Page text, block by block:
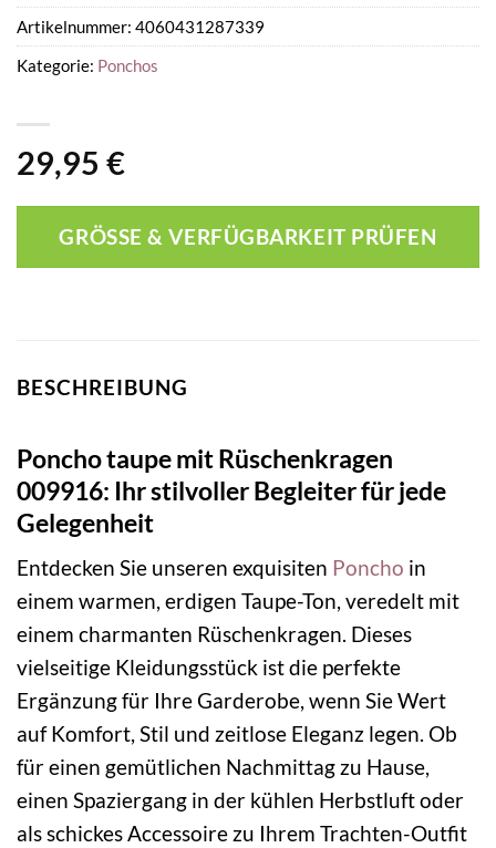
29,95 €
GRÖSSE & VERFÜGBARKEIT PRÜFEN
Artikelnummer: 4060431287339
Kategorie: Ponchos
BESCHREIBUNG
Poncho taupe mit Rüschenkragen
009916: Ihr stilvoller Begleiter für jede
Gelegenheit
Entdecken Sie unseren exquisiten Poncho in
einem warmen, erdigen Taupe-Ton, veredelt mit
einem charmanten Rüschenkragen. Dieses
vielseitige Kleidungsstück ist die perfekte
Ergänzung für Ihre Garderobe, wenn Sie Wert
auf Komfort, Stil und zeitlose Eleganz legen. Ob
für einen gemütlichen Nachmittag zu Hause,
einen Spaziergang in der kühlen Herbstluft oder
als schickes Accessoire zu Ihrem Trachten-Outfit